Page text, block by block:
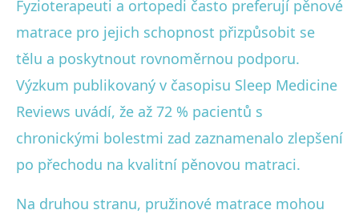
Fyzioterapeuti a ortopedi často preferují pěnové
matrace pro jejich schopnost přizpůsobit se
tělu a poskytnout rovnoměrnou podporu.
Výzkum publikovaný v časopisu Sleep Medicine
Reviews uvádí, že až 72 % pacientů s
chronickými bolestmi zad zaznamenalo zlepšení
po přechodu na kvalitní pěnovou matraci.
Na druhou stranu, pružinové matrace mohou